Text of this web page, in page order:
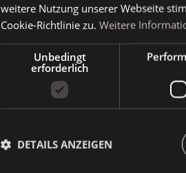
weitere Nutzung unserer Webseite
Cookie-Richtlinie zu. Weitere
Unbedingt
erforderlich
DETAILS ANZEIGEN